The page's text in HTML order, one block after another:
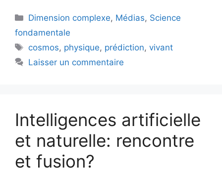
Catégories
Dimension complexe, Médias, Science
fondamentale
Étiquettes
cosmos, physique, prédiction,vivant
Laisser un commentaire
Intelligences artificielle
et naturelle: rencontre
et fusion?